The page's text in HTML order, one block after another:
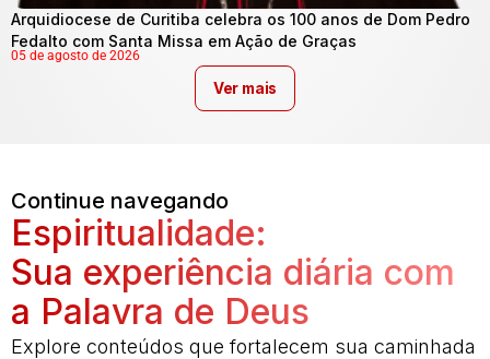
Arquidiocese de Curitiba celebra os 100 anos de Dom Pedro
Fedalto com Santa Missa em Ação de Graças
05 de agosto de 2026
Ver mais
Continue navegando
Espiritualidade:
Sua experiência diária com
a Palavra de Deus
Explore conteúdos que fortalecem sua caminhada